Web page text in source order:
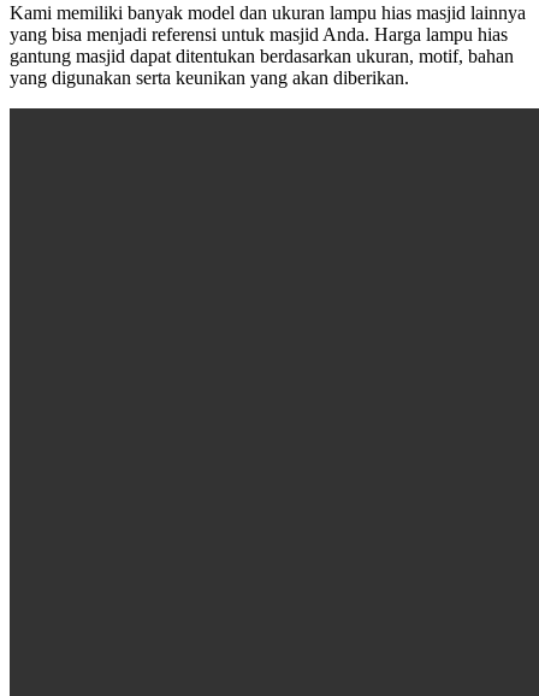
Kami memiliki banyak model dan ukuran lampu hias masjid lainnya
yang bisa menjadi referensi untuk masjid Anda. Harga lampu hias
gantung masjid dapat ditentukan berdasarkan ukuran, motif, bahan
yang digunakan serta keunikan yang akan diberikan.